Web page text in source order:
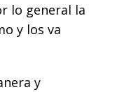
lo general la
y los va
y